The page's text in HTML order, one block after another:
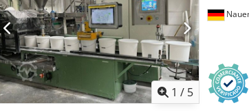
Velocidad rotacional del eje: 35 r.p.m. Voltaje: 400/
1 / 5